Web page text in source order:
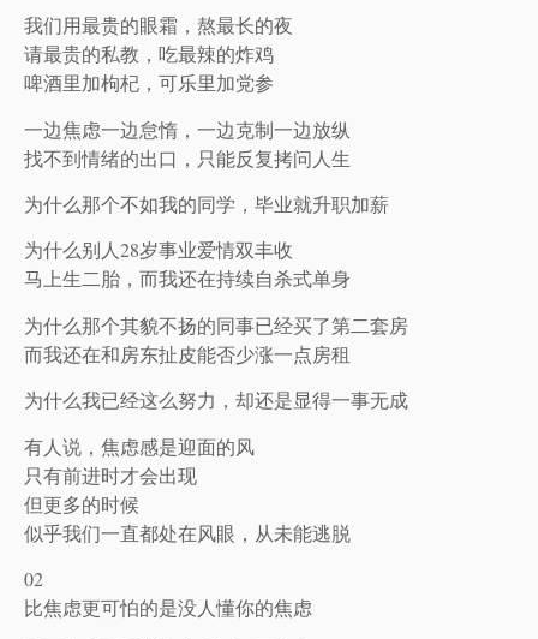
我们用最贵的眼霜，熬最长的夜
请最贵的私教，吃最辣的炸鸡
啤酒里加枸杞，可乐里加党参
一边焦虑一边怠惰，一边克制一边放纵
找不到情绪的出口，只能反复拷问人生
为什么那个不如我的同学，毕业就升职加薪
为什么别人28岁事业爱情双丰收
马上生二胎，而我还在持续自杀式单身
为什么那个其貌不扬的同事已经买了第二套房
而我还在和房东扯皮能否少涨一点房租
为什么我已经这么努力，却还是显得一事无成
有人说，焦虑感是迎面的风
只有前进时才会出现
但更多的时候
似乎我们一直都处在风眼，从未能逃脱
02
比焦虑更可怕的是没人懂你的焦虑